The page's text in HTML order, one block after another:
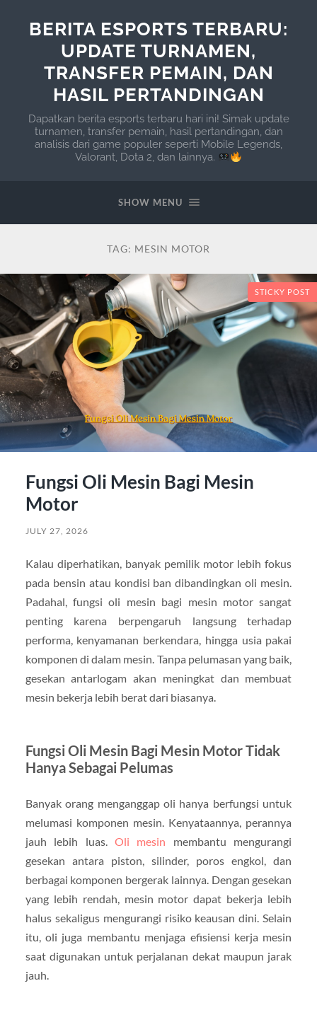
BERITA ESPORTS TERBARU:
UPDATE TURNAMEN,
TRANSFER PEMAIN, DAN
HASIL PERTANDINGAN
Dapatkan berita esports terbaru hari ini! Simak update
turnamen, transfer pemain, hasil pertandingan, dan
analisis dari game populer seperti Mobile Legends,
Valorant, Dota 2, dan lainnya.
SHOW MENU
TAG: MESIN MOTOR
STICKY POST
Fungsi Oli Mesin Bagi Mesin
Motor
JULY 27, 2026
Kalau diperhatikan, banyak pemilik motor lebih fokus
pada bensin atau kondisi ban dibandingkan oli mesin.
Padahal, fungsi oli mesin bagi mesin motor sangat
penting karena berpengaruh langsung terhadap
performa, kenyamanan berkendara, hingga usia pakai
komponen di dalam mesin. Tanpa pelumasan yang baik,
gesekan antarlogam akan meningkat dan membuat
mesin bekerja lebih berat dari biasanya.
Fungsi Oli Mesin Bagi Mesin Motor Tidak
Hanya Sebagai Pelumas
Banyak orang menganggap oli hanya berfungsi untuk
melumasi komponen mesin. Kenyataannya, perannya
jauh lebih luas. Oli mesin membantu mengurangi
gesekan antara piston, silinder, poros engkol, dan
berbagai komponen bergerak lainnya. Dengan gesekan
yang lebih rendah, mesin motor dapat bekerja lebih
halus sekaligus mengurangi risiko keausan dini. Selain
itu, oli juga membantu menjaga efisiensi kerja mesin
saat digunakan untuk perjalanan dekat maupun jarak
jauh.